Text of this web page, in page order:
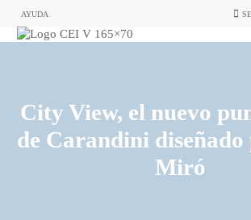
AYUDA
City View, el nuevo
de Carandini
Miró